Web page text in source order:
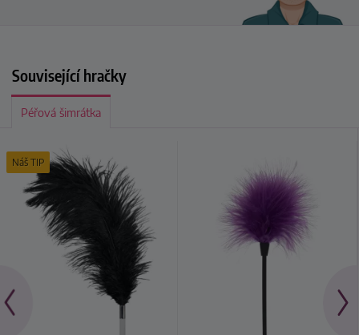
Související hračky
Péřová šimrátka
Náš TIP